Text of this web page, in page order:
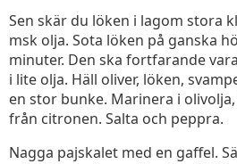
Sen skär du löken i lagom stora
msk olja. Sota löken på ganska
minuter. Den ska fortfarande
i lite olja. Häll oliver, löken,
en stor bunke. Marinera i
från citronen. Salta och peppra.
Nagga pajskalet med en gaffel.